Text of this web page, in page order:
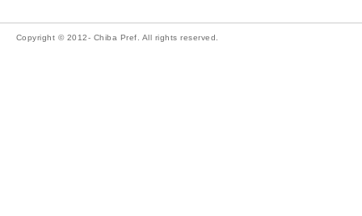
Copyright © 2012- Chiba Pref. All rights reserved.